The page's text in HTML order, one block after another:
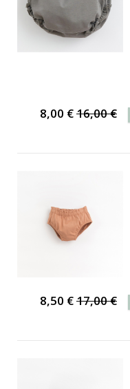
8,00 €16,00 €
8,50 €17,00 €